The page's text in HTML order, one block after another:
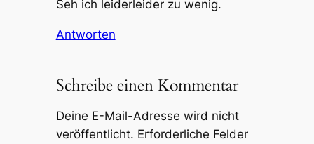
Seh ich leiderleider zu wenig.
Antworten
Schreibe einen Kommentar
Deine E-Mail-Adresse wird nicht
veröffentlicht. Erforderliche Felder